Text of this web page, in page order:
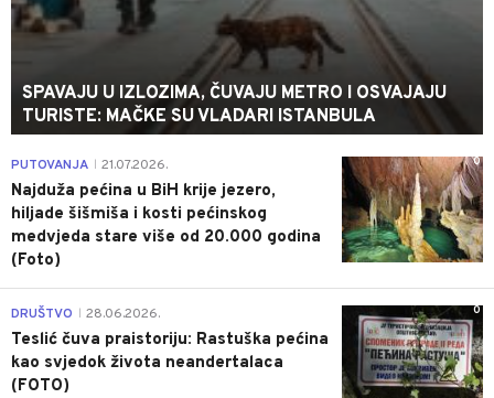
SPAVAJU U IZLOZIMA, ČUVAJU METRO I OSVAJAJU
TURISTE: MAČKE SU VLADARI ISTANBULA
0
PUTOVANJA 21.07.2026.
Najduža pećina u BiH krije jezero,
hiljade šišmiša i kosti pećinskog
medvjeda stare više od 20.000 godina
(Foto)
0
DRUŠTVO 28.06.2026.
Teslić čuva praistoriju: Rastuška pećina
kao svjedok života neandertalaca
(FOTO)